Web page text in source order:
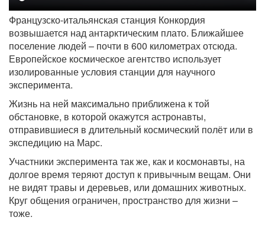
Французско-итальянская станция Конкордия
возвышается над антарктическим плато. Ближайшее
поселение людей – почти в 600 километрах отсюда.
Европейское космическое агентство использует
изолированные условия станции для научного
эксперимента.
Жизнь на ней максимально приближена к той
обстановке, в которой окажутся астронавты,
отправившиеся в длительный космический полёт или в
экспедицию на Марс.
Участники эксперимента так же, как и космонавты, на
долгое время теряют доступ к привычным вещам. Они
не видят травы и деревьев, или домашних животных.
Круг общения ограничен, пространство для жизни –
тоже.